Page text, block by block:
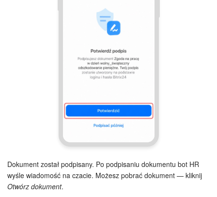
Centrum Sprzedaży
Rezerwacja online
LOGOWANIE
Dokument został podpisany. Po podpisaniu dokumentu bot HR
wyśle wiadomość na czacie. Możesz pobrać dokument — kliknij
Otwórz dokument.